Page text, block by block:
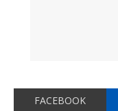
FACEBOOK